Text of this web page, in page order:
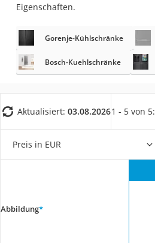
Eigenschaften.
Gorenje-Kühlschränke
Bosch-Kuehlschränke
Aktualisiert: 03.08.20261 - 5 von 5:
Preis in EUR
Abbildung*